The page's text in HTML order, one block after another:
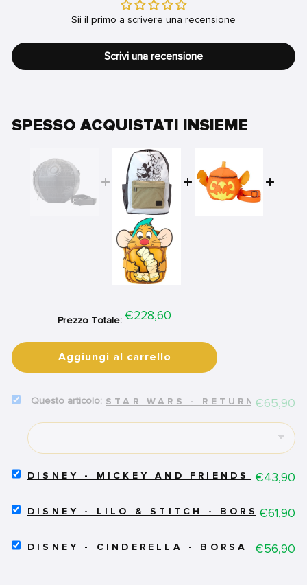
Sii il primo a scrivere una recensione
Scrivi una recensione
SPESSO ACQUISTATI INSIEME
Prezzo Totale: Price
€228,60
Aggiungi al carrello
SELECT
WARS
RETURN
THE
ANNIVERSARY
A
STAR WARS - RETURN OF
Price
€65,90
SELECT
MICKEY
-
DISNEY - MICKEY AND FRIENDS -Price
€43,90
SELECT
LILO
DISNEY - LILO & STITCH - BORSA A
Price
€61,90
SELECT
DISNEY - CINDERELLA - BORSA APrice
€56,90